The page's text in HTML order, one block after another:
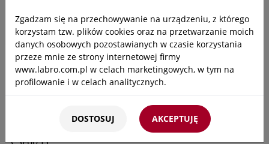
Cokół do szaf podblatowych na substancje palne,
kwasy lub zasady.
Pasuje do szaf o numerze:
Zgadzam się na przechowywanie na urządzeniu, z którego
korzystam tzw. plików cookies oraz na przetwarzanie moich
danych osobowych pozostawianych w czasie korzystania
przeze mnie ze strony internetowej firmy
www.labro.com.pl w celach marketingowych, w tym na
profilowanie i w celach analitycznych.
Kto będzie administratorem Twoich danych?
Administratorami Twoich danych będziemy my: Firma
Labro Technologie sp.z o.o.sp.k. z siedzibą w Krakowie ul.
DOSTOSUJ AKCEPTUJĘ